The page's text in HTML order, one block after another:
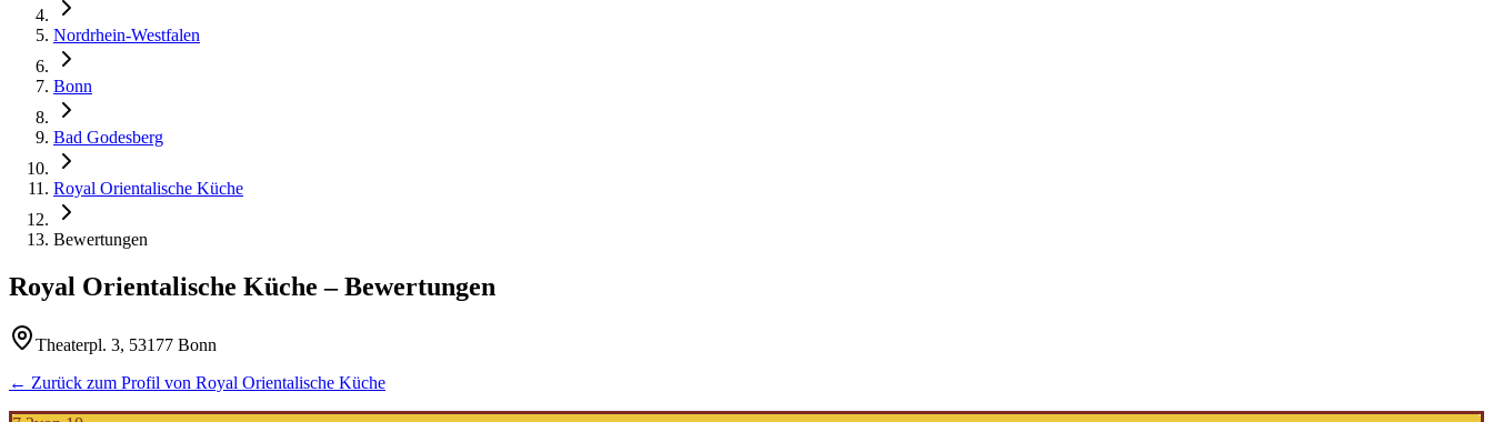
Nordrhein-Westfalen
Bonn
Bad Godesberg
Royal Orientalische Küche
Bewertungen
Royal Orientalische Küche – Bewertungen
Theaterpl. 3, 53177 Bonn
← Zurück zum Profil von Royal Orientalische Küche